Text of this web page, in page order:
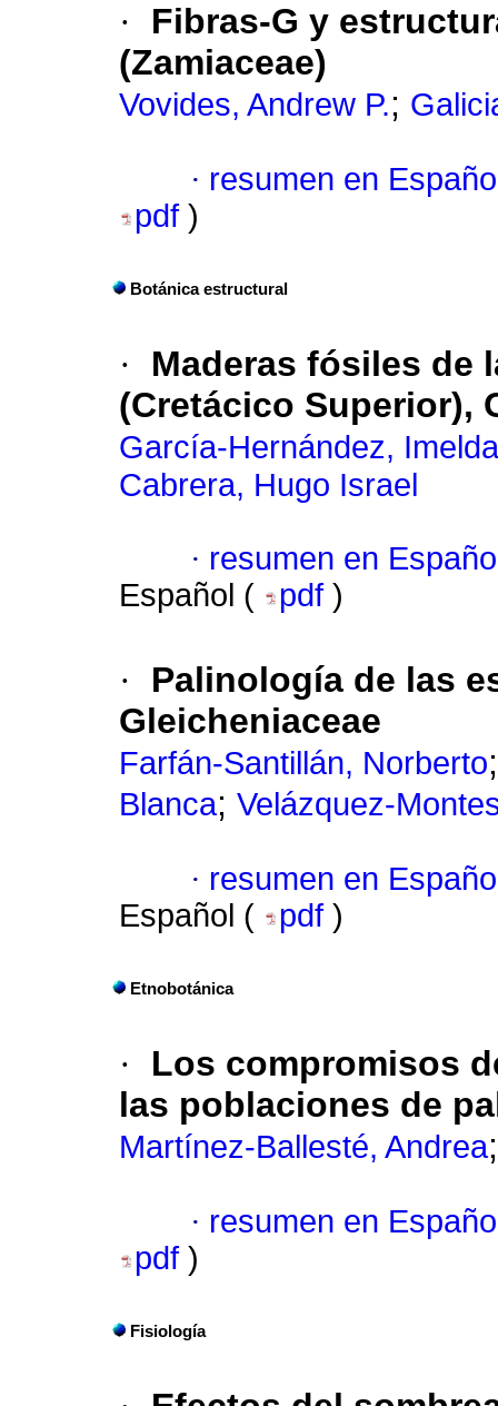
·
Fibras-G y
(Zamiaceae)
Vovides, Andrew P.;
· resumen en
pdf )
Botánica estructural
·
Maderas fósiles de
(Cretácico Superior),
García-Hernández,
Cabrera, Hugo Israel
· resumen en
Español (
pdf )
·
Palinología de las
Gleicheniaceae
Farfán-Santillán, Norberto
Blanca; Velázquez-
· resumen en
Español (
pdf )
Etnobotánica
·
Los compromisos
las poblaciones de
Martínez-Ballesté, Andrea
· resumen en
pdf )
Fisiología